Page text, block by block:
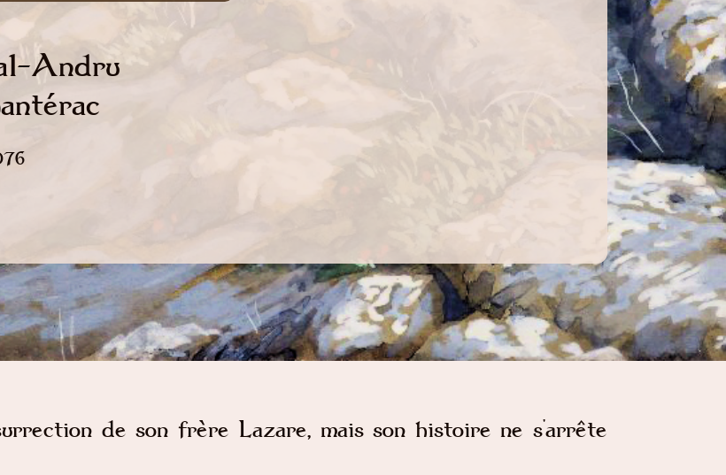
Andru
de son frère Lazare, mais son histoire ne s'arrête